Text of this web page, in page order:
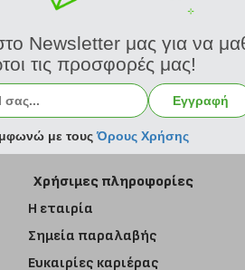
Εγγραφή
Χρήσιμες πληροφορίες
Η εταιρία
Σημεία παραλαβής
Ευκαιρίες καριέρας
Newsletter μας για να
τις προσφορές μας!
Εγγραφή
με τουςΌρους Χρήσης